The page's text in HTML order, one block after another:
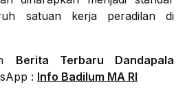
satuan kerja peradilan di
Berita Terbaru Dandapala
: Info Badilum MA RI